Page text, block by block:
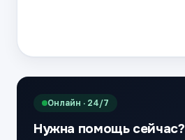
Онлайн · 24/7
Нужна помощь сейчас?